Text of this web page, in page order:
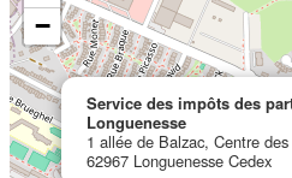
Service des impôts des
Longuenesse
1 allée de Balzac, Centre
62967 Longuenesse Cedex
−